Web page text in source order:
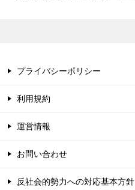
プライバシーポリシー
利用規約
運営情報
お問い合わせ
反社会的勢力への対応基本方針